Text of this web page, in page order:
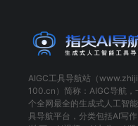
AIGC工具导航站（
100.cn）简称： AIGC导航
个全网最全的生成式人工智
具导航平台，分类包括AI写作